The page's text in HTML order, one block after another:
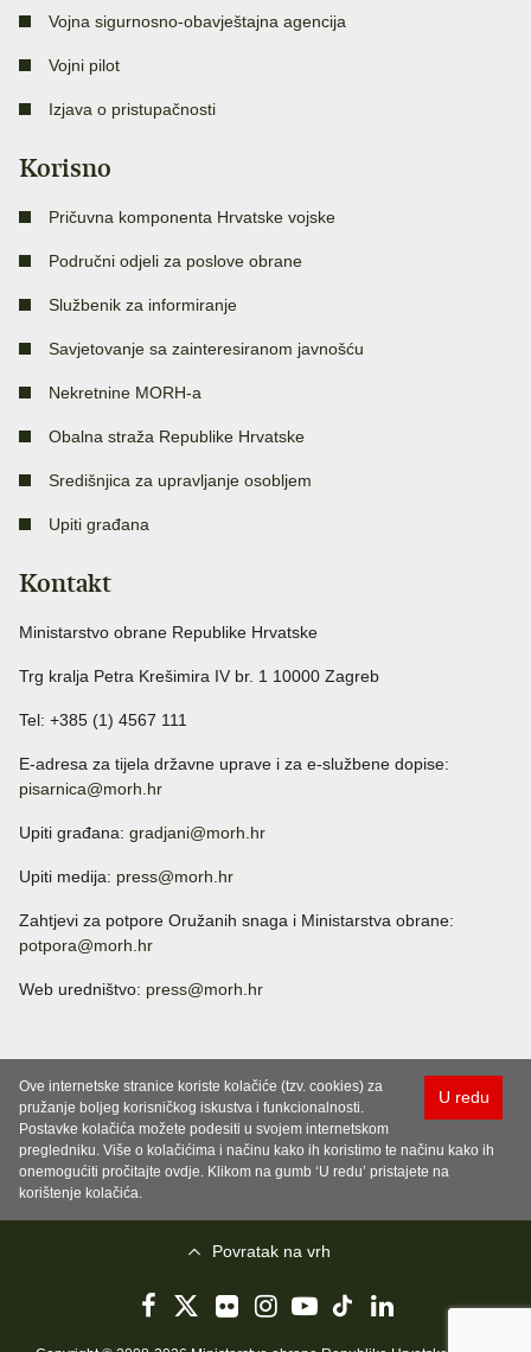
Vojna sigurnosno-obavještajna agencija
Vojni pilot
Izjava o pristupačnosti
Korisno
Pričuvna komponenta Hrvatske vojske
Područni odjeli za poslove obrane
Službenik za informiranje
Savjetovanje sa zainteresiranom javnošću
Nekretnine MORH-a
Obalna straža Republike Hrvatske
Središnjica za upravljanje osobljem
Upiti građana
Kontakt
Ministarstvo obrane Republike Hrvatske
Trg kralja Petra Krešimira IV br. 1 10000 Zagreb
Tel: +385 (1) 4567 111
E-adresa za tijela državne uprave i za e-službene dopise:
pisarnica@morh.hr
Upiti građana: gradjani@morh.hr
Upiti medija: press@morh.hr
Zahtjevi za potpore Oružanih snaga i Ministarstva obrane:
potpora@morh.hr
Web uredništvo: press@morh.hr
U redu
Ove internetske stranice koriste kolačiće (tzv. cookies) za
pružanje boljeg korisničkog iskustva i funkcionalnosti.
Postavke kolačića možete podesiti u svojem internetskom
pregledniku. Više o kolačićima i načinu kako ih koristimo te načinu kako ih
onemogućiti pročitajte ovdje. Klikom na gumb ‘U redu’ pristajete na
korištenje kolačića.
Povratak na vrh